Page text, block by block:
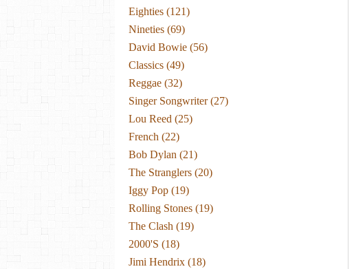
Eighties (121)
Nineties (69)
David Bowie (56)
Classics (49)
Reggae (32)
Singer Songwriter(27)
Lou Reed (25)
French (22)
Bob Dylan (21)
The Stranglers (20)
Iggy Pop (19)
Rolling Stones (19)
The Clash (19)
2000's (18)
Jimi Hendrix (18)